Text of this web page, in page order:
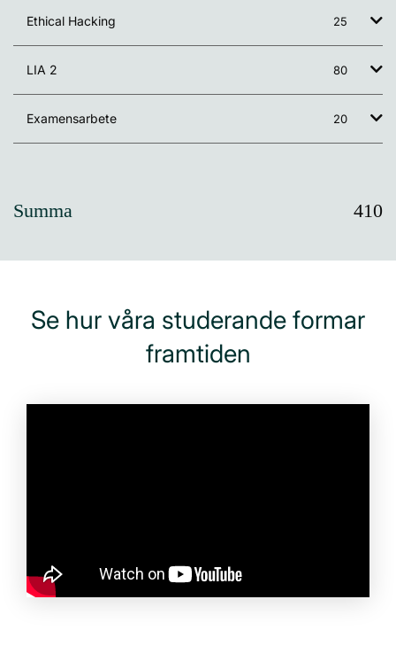
Ethical Hacking 25
LIA 2 80
Examensarbete 20
Summa 410
Se hur våra studerande formar
framtiden